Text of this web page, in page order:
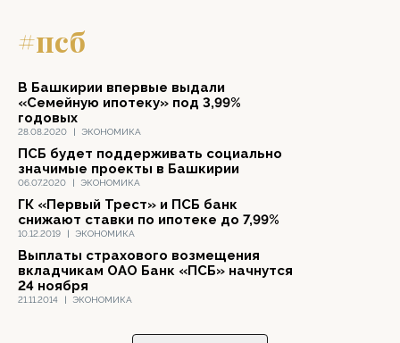
#псб
28.08.2020 | ЭКОНОМИКА
В Башкирии впервые выдали
«Семейную ипотеку» под 3,99%
годовых
06.07.2020 | ЭКОНОМИКА
ПСБ будет поддерживать социально
значимые проекты в Башкирии
10.12.2019 | ЭКОНОМИКА
ГК «Первый Трест» и ПСБ банк
снижают ставки по ипотеке до 7,99%
21.11.2014 | ЭКОНОМИКА
Выплаты страхового возмещения
вкладчикам ОАО Банк «ПСБ» начнутся
24 ноября